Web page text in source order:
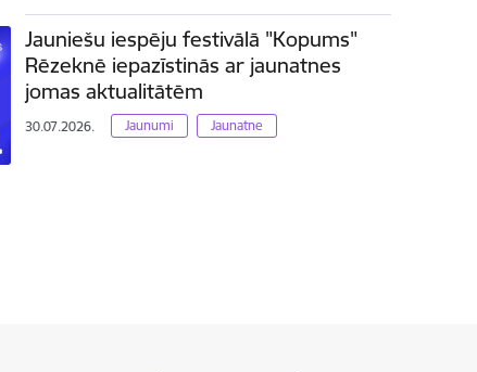
Jauniešu iespēju festivālā "Kopums"
Rēzeknē iepazīstinās ar jaunatnes
jomas aktualitātēm
30.07.2026. Jaunumi Jaunatne